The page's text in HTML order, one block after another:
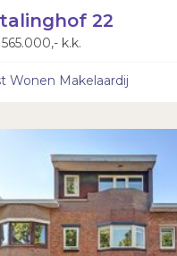
22
k.k.
Wonen Makelaardij